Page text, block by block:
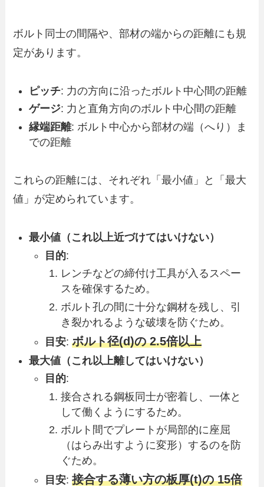
ボルト同士の間隔や、部材の端からの距離にも規
定があります。
ピッチ: 力の方向に沿ったボルト中心間の距離
ゲージ: 力と直角方向のボルト中心間の距離
縁端距離: ボルト中心から部材の端（へり）ま
での距離
これらの距離には、それぞれ「最小値」と「最大
値」が定められています。
最小値（これ以上近づけてはいけない）
目的:
レンチなどの締付け工具が入るスペー
スを確保するため。
ボルト孔の間に十分な鋼材を残し、引
き裂かれるような破壊を防ぐため。
目安:ボルト径(d)の 2.5倍以上
最大値（これ以上離してはいけない）
目的:
接合される鋼板同士が密着し、一体と
して働くようにするため。
ボルト間でプレートが局部的に座屈
（はらみ出すように変形）するのを防
ぐため。
目安:接合する薄い方の板厚(t)の 15倍